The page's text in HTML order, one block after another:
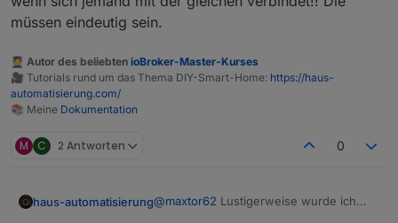
müssen eindeutig sein.
🧑‍🎓 Autor des beliebten ioBroker-Master-Kurses
🎥 Tutorials rund um das Thema DIY-Smart-Home: https://haus-
automatisierung.com/
📚 Meine Dokumentation
M C 2 Antworten 0
haus-automatisierung@maxtor62 Lustigerweise wurde ich